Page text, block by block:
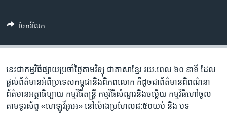
ចូល​
ស្វែង​
បណ្តាញ​សង្គម
ភាសា
ចែករំលែក
នេះ​ជា​កម្ម​វិធី​ផ្សាយ​ប្រចាំ​ថ្ងៃ​តាម​វិទ្យុ ​ជាភាសា​ខ្មែរ​ រយៈ​ពេល​ ៦០​ នាទី ដែល​
ផ្តល់​ព័ត៌មាន​អំពី​ប្រទេស​កម្ពុជា​និង​ពិភព​លោក ​ក៏ដូច​ជា​ព័ត៌មាន​ពិពណ៌នា
ព័ត៌មាន​អត្ថាធិប្បាយ​ កម្ម​វិធី​តន្ត្រី ​កម្មវិធី​​សំណួរ​និង​ចម្លើយ​ កម្ម​វិធី​ហៅ​ចូល​
តាម​ទូរ​ស័ព្ទ «ហេឡូវីអូអេ» នៅ​ម៉ោង​​ប្រហែល​៨:៥០​យប់ ​និង បទ​